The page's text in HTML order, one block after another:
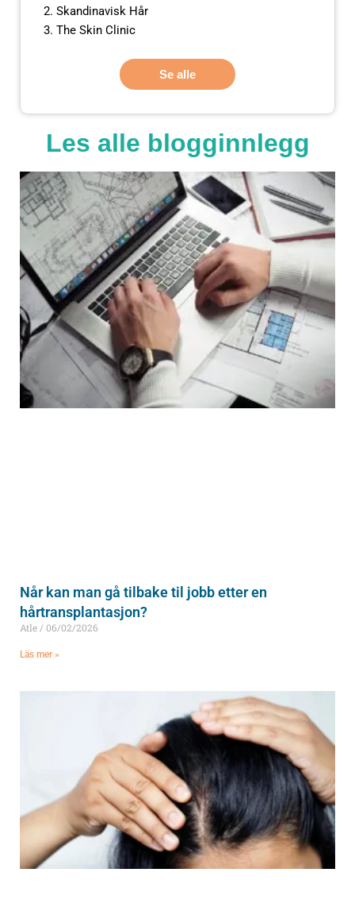
Skandinavisk Hår
The Skin Clinic
Se alle
Les alle blogginnlegg
Når kan man gå tilbake til jobb etter en
hårtransplantasjon?
Atle 06/02/2026
Läs mer »